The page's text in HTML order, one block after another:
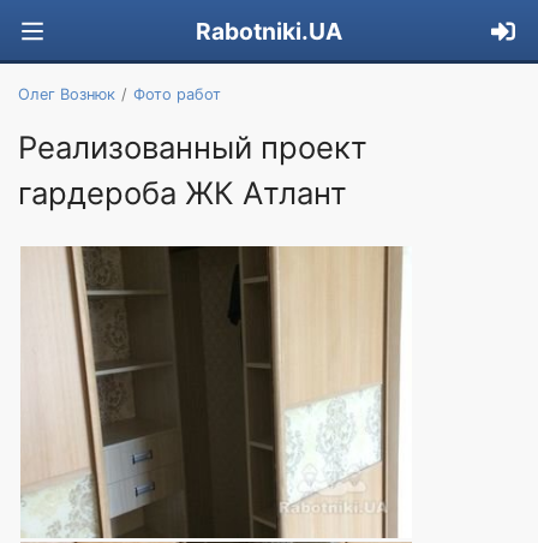
Rabotniki.UA
Олег Вознюк Фото работ
Реализованный проект
гардероба ЖК Атлант